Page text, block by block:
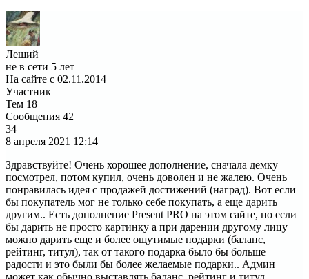
Леший
не в сети 5 лет
На сайте с 02.11.2014
Участник
Тем 18
Сообщения 42
34
8 апреля 2021 12:14
Здравствуйте! Очень хорошее дополнение, сначала демку
посмотрел, потом купил, очень доволен и не жалею. Очень
понравилась идея с продажей достижений (наград). Вот если
бы покупатель мог не только себе покупать, а еще дарить
другим.. Есть дополнение Present PRO на этом сайте, но если
бы дарить не просто картинку а при дарении другому лицу
можно дарить еще и более ощутимые подарки (баланс,
рейтинг, титул), так от такого подарка было бы больше
радости и это были бы более желаемые подарки.. Админ
может как обычно выставлять баланс, рейтинг и титул